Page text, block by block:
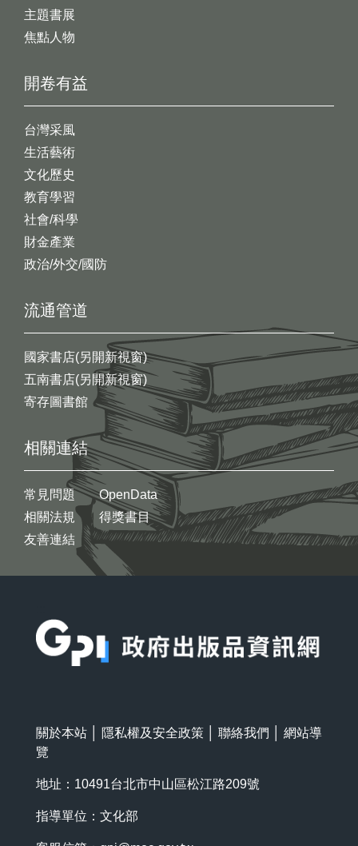
開卷有益
台灣采風
生活藝術
文化歷史
教育學習
社會/科學
財金產業
政治/外交/國防
主題書展
焦點人物
流通管道
國家書店(另開新視窗)
五南書店(另開新視窗)
寄存圖書館
相關連結
常見問題
相關法規
友善連結
OpenData
得獎書目
關於本站 隱私權及安全政策 聯絡我們
網站導
覽
地址：10491台北市中山區松江路209號
指導單位：文化部